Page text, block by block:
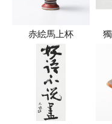
赤絵馬上杯